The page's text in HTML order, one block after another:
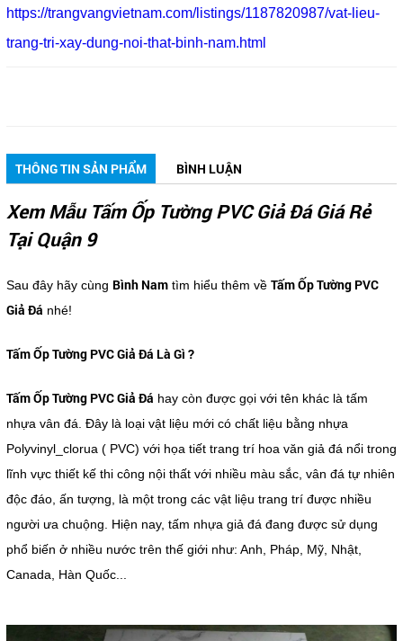
https://trangvangvietnam.com/listings/1187820987/vat-lieu-
trang-tri-xay-dung-noi-that-binh-nam.html
THÔNG TIN SẢN PHẨM BÌNH LUẬN
Xem Mẫu Tấm Ốp Tường PVC Giả Đá Giá Rẻ
Tại Quận 9
Sau đây hãy cùng Bình Namtìm hiểu thêm về Tấm Ốp Tường PVC
Giả Đá nhé!
Tấm Ốp Tường PVC Giả Đá Là Gì ?
Tấm Ốp Tường PVC Giả Đá hay còn được gọi với tên khác là tấm
nhựa vân đá. Đây là loại vật liệu mới có chất liệu bằng nhựa
Polyvinyl_clorua ( PVC) với họa tiết trang trí hoa văn giả đá nổi trong
lĩnh vực thiết kế thi công nội thất với nhiều màu sắc, vân đá tự nhiên
độc đáo, ấn tượng, là một trong các vật liệu trang trí được nhiều
người ưa chuộng. Hiện nay, tấm nhựa giả đá đang được sử dụng
phổ biến ở nhiều nước trên thế giới như: Anh, Pháp, Mỹ, Nhật,
Canada, Hàn Quốc...